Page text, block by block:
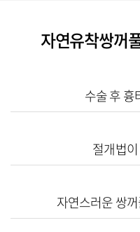
자연유착쌍꺼
수술 후 흉
절개법이
자연스러운 쌍